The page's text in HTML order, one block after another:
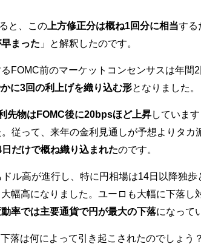
と、この 上方修正分は概ね1回分に相当する
まった 」と解釈したのです。
FOMC前のマーケットコンセンサスは年間2
に3回の利上げを織り込む形となりました。
先物はFOMC後に20bpsほど上昇しています
。従って、来年の金利見通しが予想よりタカ
だけで概ね織り込まれたのです。
ル高が進行し、特に円相場は14日以降独歩
幅高になりました。ユーロも大幅に下落し
率では主要通貨で円が最大の下落になって
落は何によって引き起こされたのでしょう